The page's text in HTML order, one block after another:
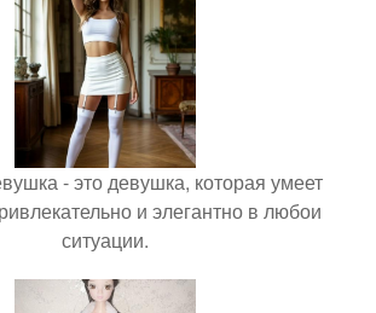
- это девушка, которая умеет
и элегантно в любои
ситуации.